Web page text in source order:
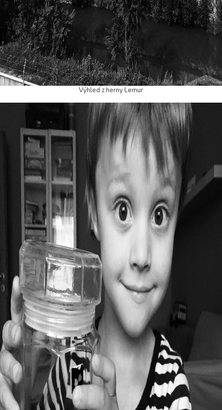
Výhled z herny Lemur